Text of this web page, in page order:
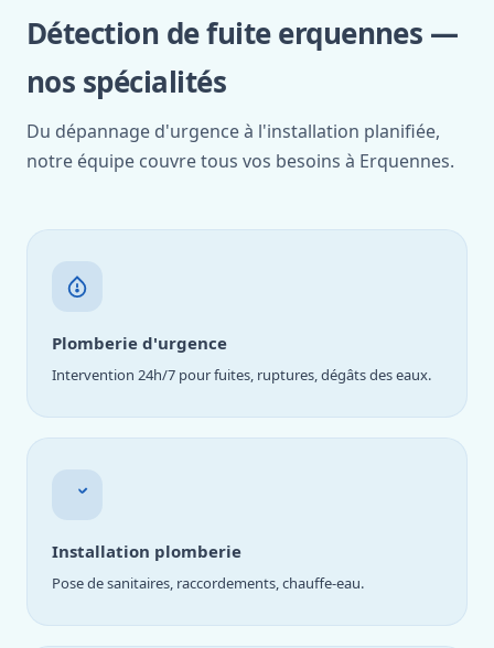
Détection de fuite erquennes —
nos spécialités
Du dépannage d'urgence à l'installation planifiée,
notre équipe couvre tous vos besoins à Erquennes.
Plomberie d'urgence
Intervention 24h/7 pour fuites, ruptures, dégâts des eaux.
Installation plomberie
Pose de sanitaires, raccordements, chauffe-eau.